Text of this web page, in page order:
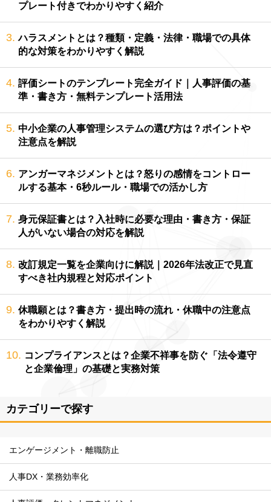
プレート付きでわかりやすく紹介
3. ハラスメントとは？種類・定義・法律・職場での具体
的な対策をわかりやすく解説
4. 評価シートのテンプレート完全ガイド｜人事評価の基
準・書き方・無料テンプレート活用法
5. 中小企業の人事管理システムの選び方は？ポイントや
注意点を解説
6. アンガーマネジメントとは？怒りの感情をコントロー
ルする基本・6秒ルール・職場での活かし方
7. 身元保証書とは？入社時に必要な理由・書き方・保証
人がいない場合の対応を解説
8. 改訂規定一覧を企業向けに解説｜2026年法改正で見直
すべき社内規程と対応ポイント
9. 休職願とは？書き方・提出時の流れ・休職中の注意点
をわかりやすく解説
10. コンプライアンスとは？企業不祥事を防ぐ「法令遵守
と企業倫理」の基礎と実務対策
カテゴリーで探す
エンゲージメント・離職防止
人事DX・業務効率化